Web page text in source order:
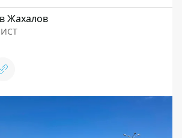
Жахалов